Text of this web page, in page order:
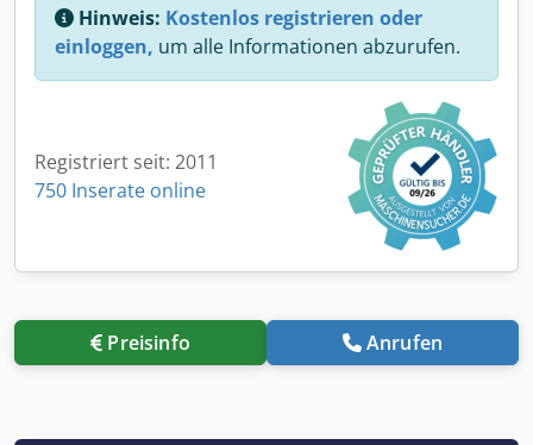
Hinweis: Kostenlos registrieren oder
einloggen, um alle Informationen abzurufen.
Registriert seit: 2011
750 Inserate online
Preisinfo Anrufen